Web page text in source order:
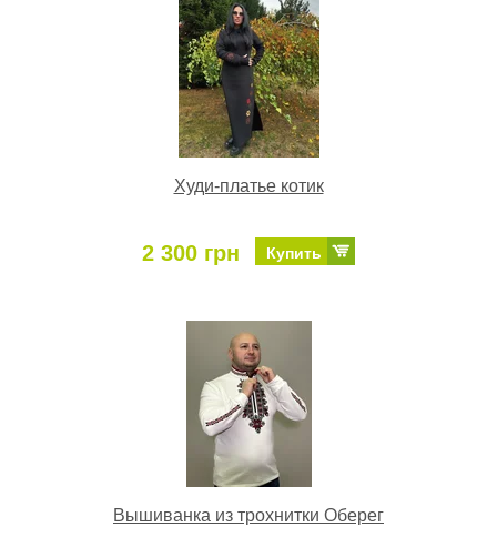
Худи-платье котик
2 300 грн Купить
Вышиванка из трохнитки Оберег